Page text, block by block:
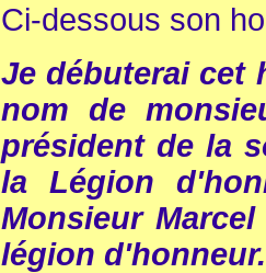
Ci-dessous son
Je débuterai cet
nom de
président de la
la Légion
Monsieur
légion d'honneur.